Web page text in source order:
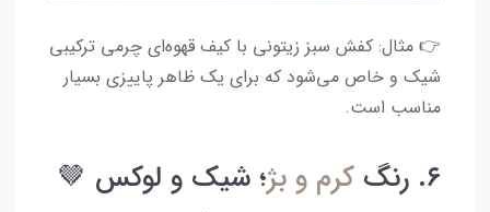
👉 مثال: کفش سبز زیتونی با کیف قهوه‌ای چرمی ترکیبی
شیک و خاص می‌شود که برای یک ظاهر پاییزی بسیار
مناسب است.
۶. رنگ کرم و بژ؛ شیک و لوکس 🤎